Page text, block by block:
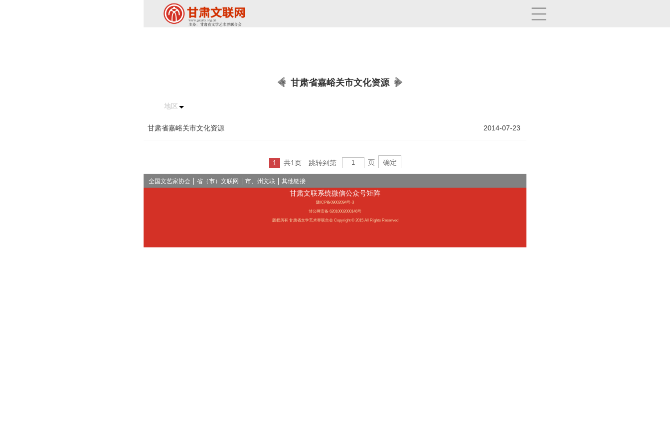
甘肃省嘉峪关市文化资源
地区
甘肃省嘉峪关市文化资源 2014-07-23
1 共1页 跳转到第 页
全国文艺家协会 省（市）文联网 市、州文联 其他链接
甘肃文联系统微信公众号矩阵
陇ICP备09002094号-3
甘公网安备 62010002000146号
版权所有 甘肃省文学艺术界联合会 Copyright © 2015 All Rights Reserved